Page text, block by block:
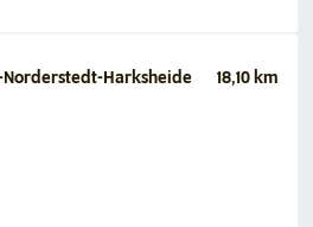
Norderstedt-Harksheide 18,10 km